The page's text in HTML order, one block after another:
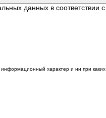
данных в соответствии c
характер и ни при каких